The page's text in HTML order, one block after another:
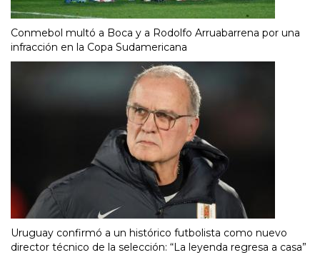
Conmebol multó a Boca y a Rodolfo Arruabarrena por una
infracción en la Copa Sudamericana
Uruguay confirmó a un histórico futbolista como nuevo
director técnico de la selección: “La leyenda regresa a casa”